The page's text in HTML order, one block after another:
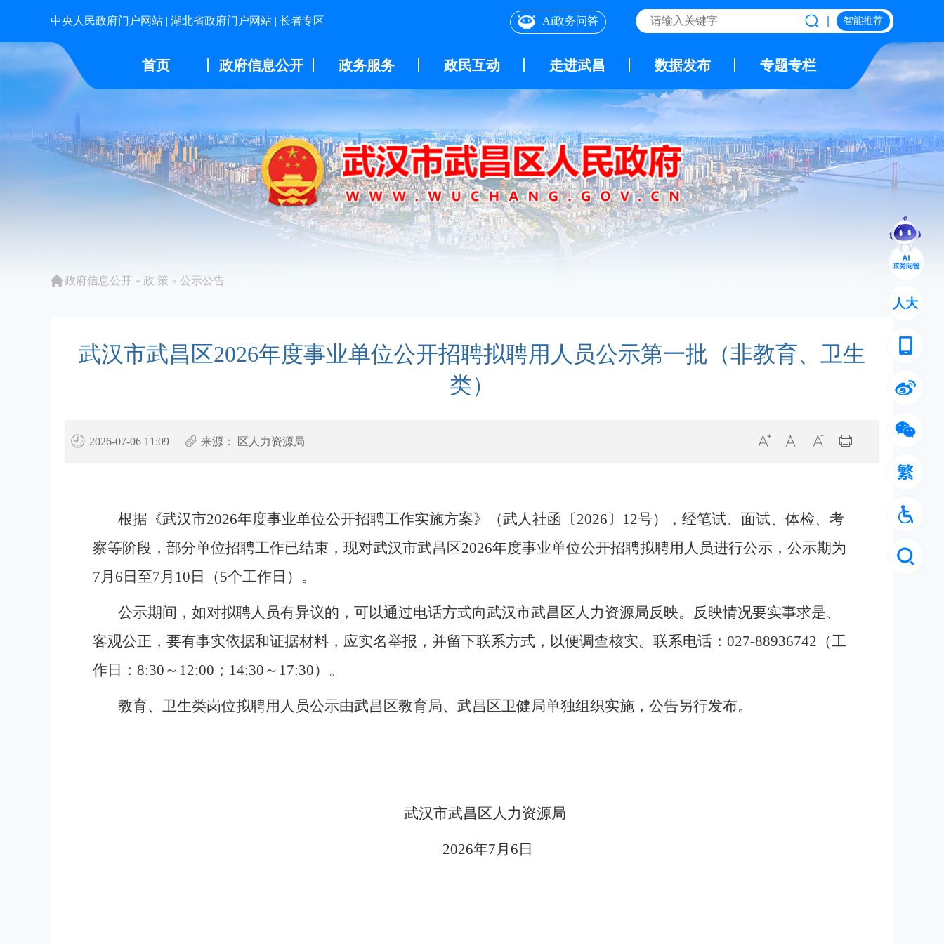
Ai政务问答
中央人民政府门户网站 | 湖北省政府门户网站 | 长者专区 智能推荐
首页 政府信息公开 政务服务 政民互动 走进武昌 数据发布 专题专栏
政府信息公开 » 政 策 » 公示公告
武汉市武昌区2026年度事业单位公开招聘拟聘用人员公示第一批（非教育、卫生
类）
2026-07-06 11:09 来源： 区人力资源局
根据《武汉市2026年度事业单位公开招聘工作实施方案》（武人社函〔2026〕12号），经笔试、面试、体检、考
察等阶段，部分单位招聘工作已结束，现对武汉市武昌区2026年度事业单位公开招聘拟聘用人员进行公示，公示期为
7月6日至7月10日（5个工作日）。
公示期间，如对拟聘人员有异议的，可以通过电话方式向武汉市武昌区人力资源局反映。反映情况要实事求是、
客观公正，要有事实依据和证据材料，应实名举报，并留下联系方式，以便调查核实。联系电话：027-88936742（工
作日：8:30～12:00；14:30～17:30）。
教育、卫生类岗位拟聘用人员公示由武昌区教育局、武昌区卫健局单独组织实施，公告另行发布。
武汉市武昌区人力资源局
2026年7月6日
人大